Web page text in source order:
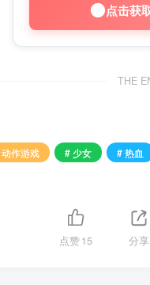
点击获
THE
作游戏 # 少女 # 热血
点赞15 分享